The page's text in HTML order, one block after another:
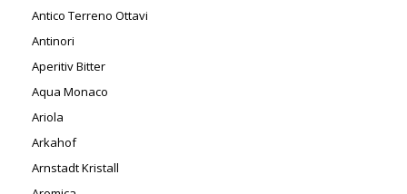
Antico Terreno Ottavi
Antinori
Aperitiv Bitter
Aqua Monaco
Ariola
Arkahof
Arnstadt Kristall